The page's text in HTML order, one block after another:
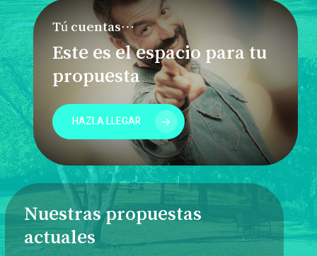
Tú cuentas…
Este es el espacio para tu
propuesta
HAZLA LLEGAR
Nuestras propuestas
actuales